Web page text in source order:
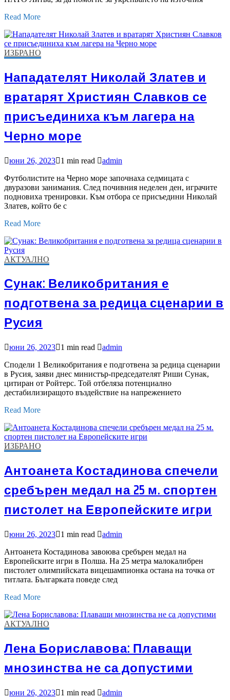
Read More
ИЗБРАНО
Нападателят Николай Златев и
вратарят Християн Славков се
присъединиха към лагера на
Черно море
юни 26, 2023 1 min read
admin
Футболистите на Черно море започнаха седмицата с
двуразови занимания. След почивния неделен ден, играчите
подновиха тренировки. Към отбора се присъедини Николай
Златев, който бе с
Read More
АКТУАЛНО
Сунак: Великобритания е
подготвена за редица сценарии в
Русия
юни 26, 2023 1 min read
admin
Сподели 1 Великобритания е подготвена за редица сценарии
в Русия, заяви днес министър-председателят Риши Сунак,
цитиран от Ройтерс. Той отбеляза потенциално
дестабилизиращото въздействие на напрежението
Read More
ИЗБРАНО
Антоанета Костадинова спечели
сребърен медал на 25 м. спортен
пистолет на Европейските игри
юни 26, 2023 1 min read
admin
Антоанета Костадинова завоюва сребърен медал на
Европейските игри в Полша. На 25 метра малокалибрен
пистолет олимпийската вицешампионка остана на точка от
титлата. Българката поведе след
Read More
АКТУАЛНО
Лена Бориславова: Плаващи
мнозинства не са допустими
юни 26, 2023 1 min read
admin